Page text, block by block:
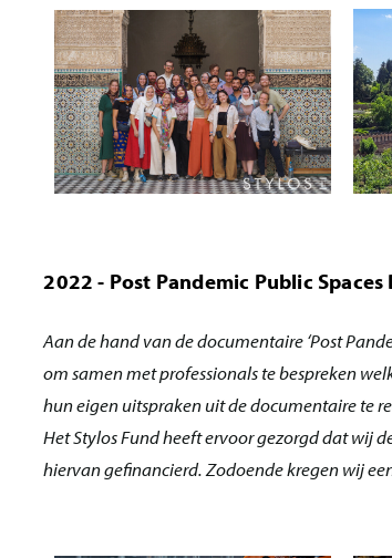
2022 - Post Pandemic Public
Aan de hand van de documentaire ‘Post
om samen met professionals te bespreken
hun eigen uitspraken uit de documentaire te
Het Stylos Fund heeft ervoor gezorgd dat wij
hiervan gefinancierd. Zodoende kregen wij